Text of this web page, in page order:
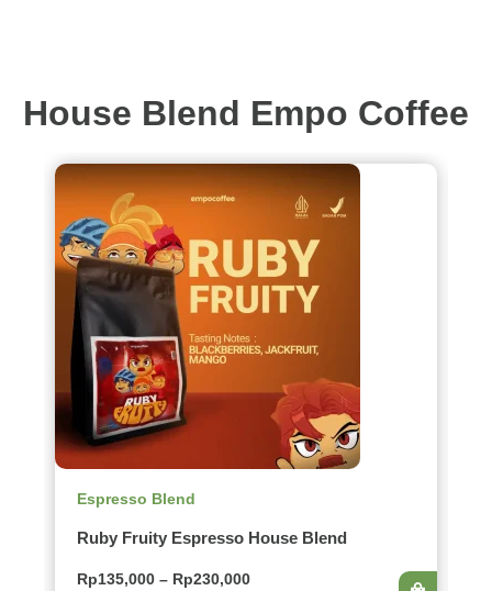
House Blend Empo Coffee
Espresso Blend
Ruby Fruity Espresso House Blend
Rp135,000 – Rp230,000